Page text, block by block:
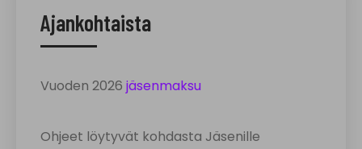
Ajankohtaista
Vuoden 2026 jäsenmaksu
Ohjeet löytyvät kohdasta Jäsenille